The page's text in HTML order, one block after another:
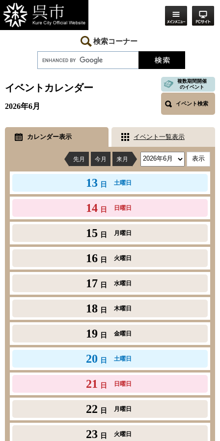
ー
ジ
の
ニ
ュ
ー
へ
検索コーナー
イベントカレンダー
複数期間開催
のイベント
イベント検索
2026年6月
カレンダー表示 イベント一覧表示
先月 今月 来月
13 日 土曜日
14 日 日曜日
15 日 月曜日
16 日 火曜日
17 日 水曜日
18 日 木曜日
19 日 金曜日
20 日 土曜日
21 日 日曜日
22 日 月曜日
23 日 火曜日